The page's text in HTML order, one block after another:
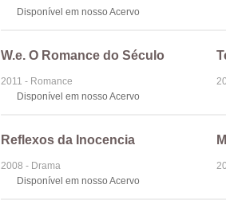
Disponível em nosso Acervo
W.e. O Romance do Século
2011 - Romance
Disponível em nosso Acervo
Reflexos da Inocencia
2008 - Drama
Disponível em nosso Acervo